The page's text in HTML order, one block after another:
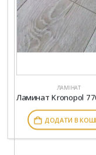
ЛАМІНАТ
ДОДАТИ В